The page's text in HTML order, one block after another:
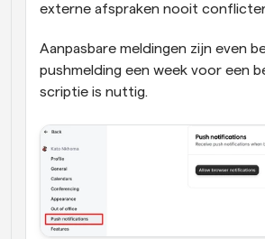
externe afspraken nooit
Aanpasbare meldingen zijn even
pushmelding een week voor een
scriptie is nuttig.